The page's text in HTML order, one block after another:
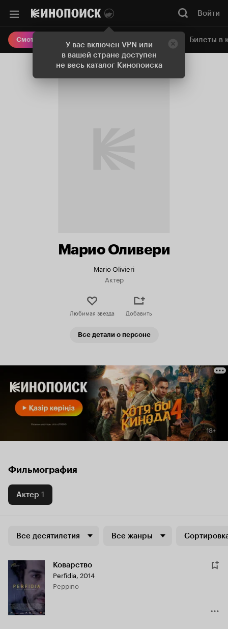
У вас включен VPN или
в вашей стране доступен
не весь каталог Кинопоиска
Войти
Смотреть кино Онлайн-кинотеатр Билеты в
Марио Оливери
Mario Olivieri
Актер
Любимая звезда Добавить
Все детали о персоне
Фильмография
Актер 1
Все десятилетия Все жанры
Коварство
Perfidia, 2014
Peppino